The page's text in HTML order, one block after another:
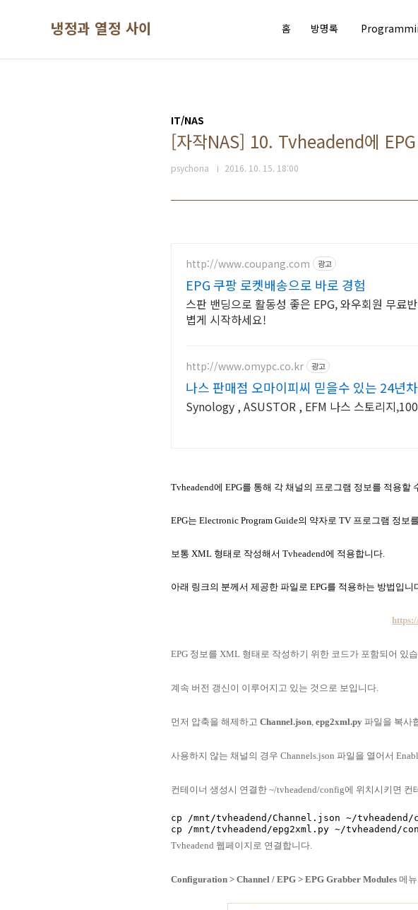
냉정과 열정 사이 홈 방명록
IT/NAS
[자작NAS] 10. Tvheadend에
psychoria 2016. 10. 15. 18:00
http://www.coupang.com 광고
EPG 쿠팡 로켓배송으로 바로 경험
스판 밴딩으로 활동성 좋은 EPG, 와우회원 무료
볍게 시작하세요!
http://www.omypc.co.kr 광고
나스 판매점 오마이피씨 믿을수 있는 24년
Synology , ASUSTOR , EFM 나스 스토리지
Tvheadend에 EPG를 통해 각 채널의 프로그램 정보를 적용할
EPG는 Electronic Program Guide의 약자로 TV 프로그램 정보
보통 XML 형태로 작성해서 Tvheadend에 적용합니다.
아래 링크의 분께서 제공한 파일로 EPG를 적용하는 방법입니
EPG 정보를 XML 형태로 작성하기 위한 코드가 포함되어 있
계속 버전 갱신이 이루어지고 있는 것으로 보입니다.
먼저 압축을 해제하고 Channel.json, epg2xml.py 파일을 복사
사용하지 않는 채널의 경우 Channels.json 파일을 열어서
컨테이너 생성시 연결한 ~/tvheadend/config에 위치시키면
cp /mnt/tvheadend/Channel.json ~/
Tvheadend 웹페이지로 연결합니다.
Configuration > Channel / EPG > EPG Grabber Modules 메